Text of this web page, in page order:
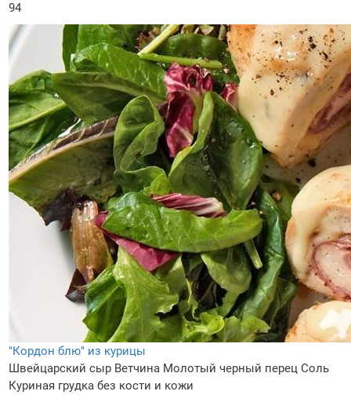
94
"Кордон блю" из курицы
Швейцарский сыр Ветчина Молотый черный перец Соль
Куриная грудка без кости и кожи